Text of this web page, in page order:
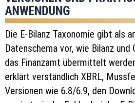
ANWENDUNG
Die E-Bilanz Taxonomie gibt als
Datenschema vor, wie Bilanz und
das Finanzamt übermittelt
erklärt verständlich XBRL,
Versionen wie 6.8/6.9, den